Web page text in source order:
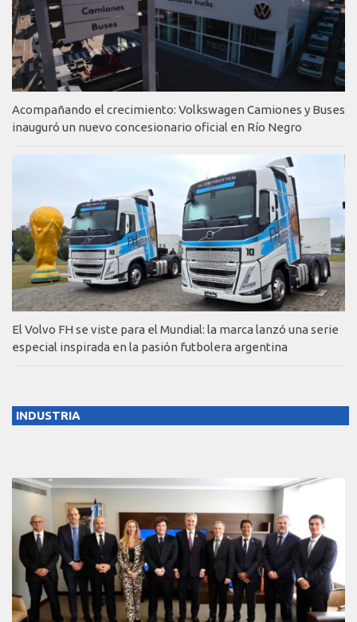
Acompañando el crecimiento: Volkswagen Camiones y Buses
inauguró un nuevo concesionario oficial en Río Negro
El Volvo FH se viste para el Mundial: la marca lanzó una serie
especial inspirada en la pasión futbolera argentina
INDUSTRIA